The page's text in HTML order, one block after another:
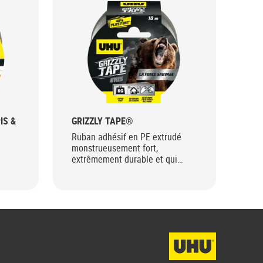
&
GRIZZLY TAPE®
Ruban adhésif en PE extrudé
monstrueusement fort,
extrêmement durable et qui